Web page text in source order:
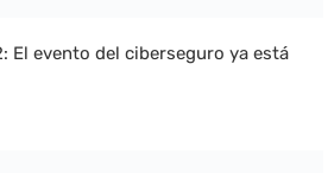
El evento del ciberseguro ya está